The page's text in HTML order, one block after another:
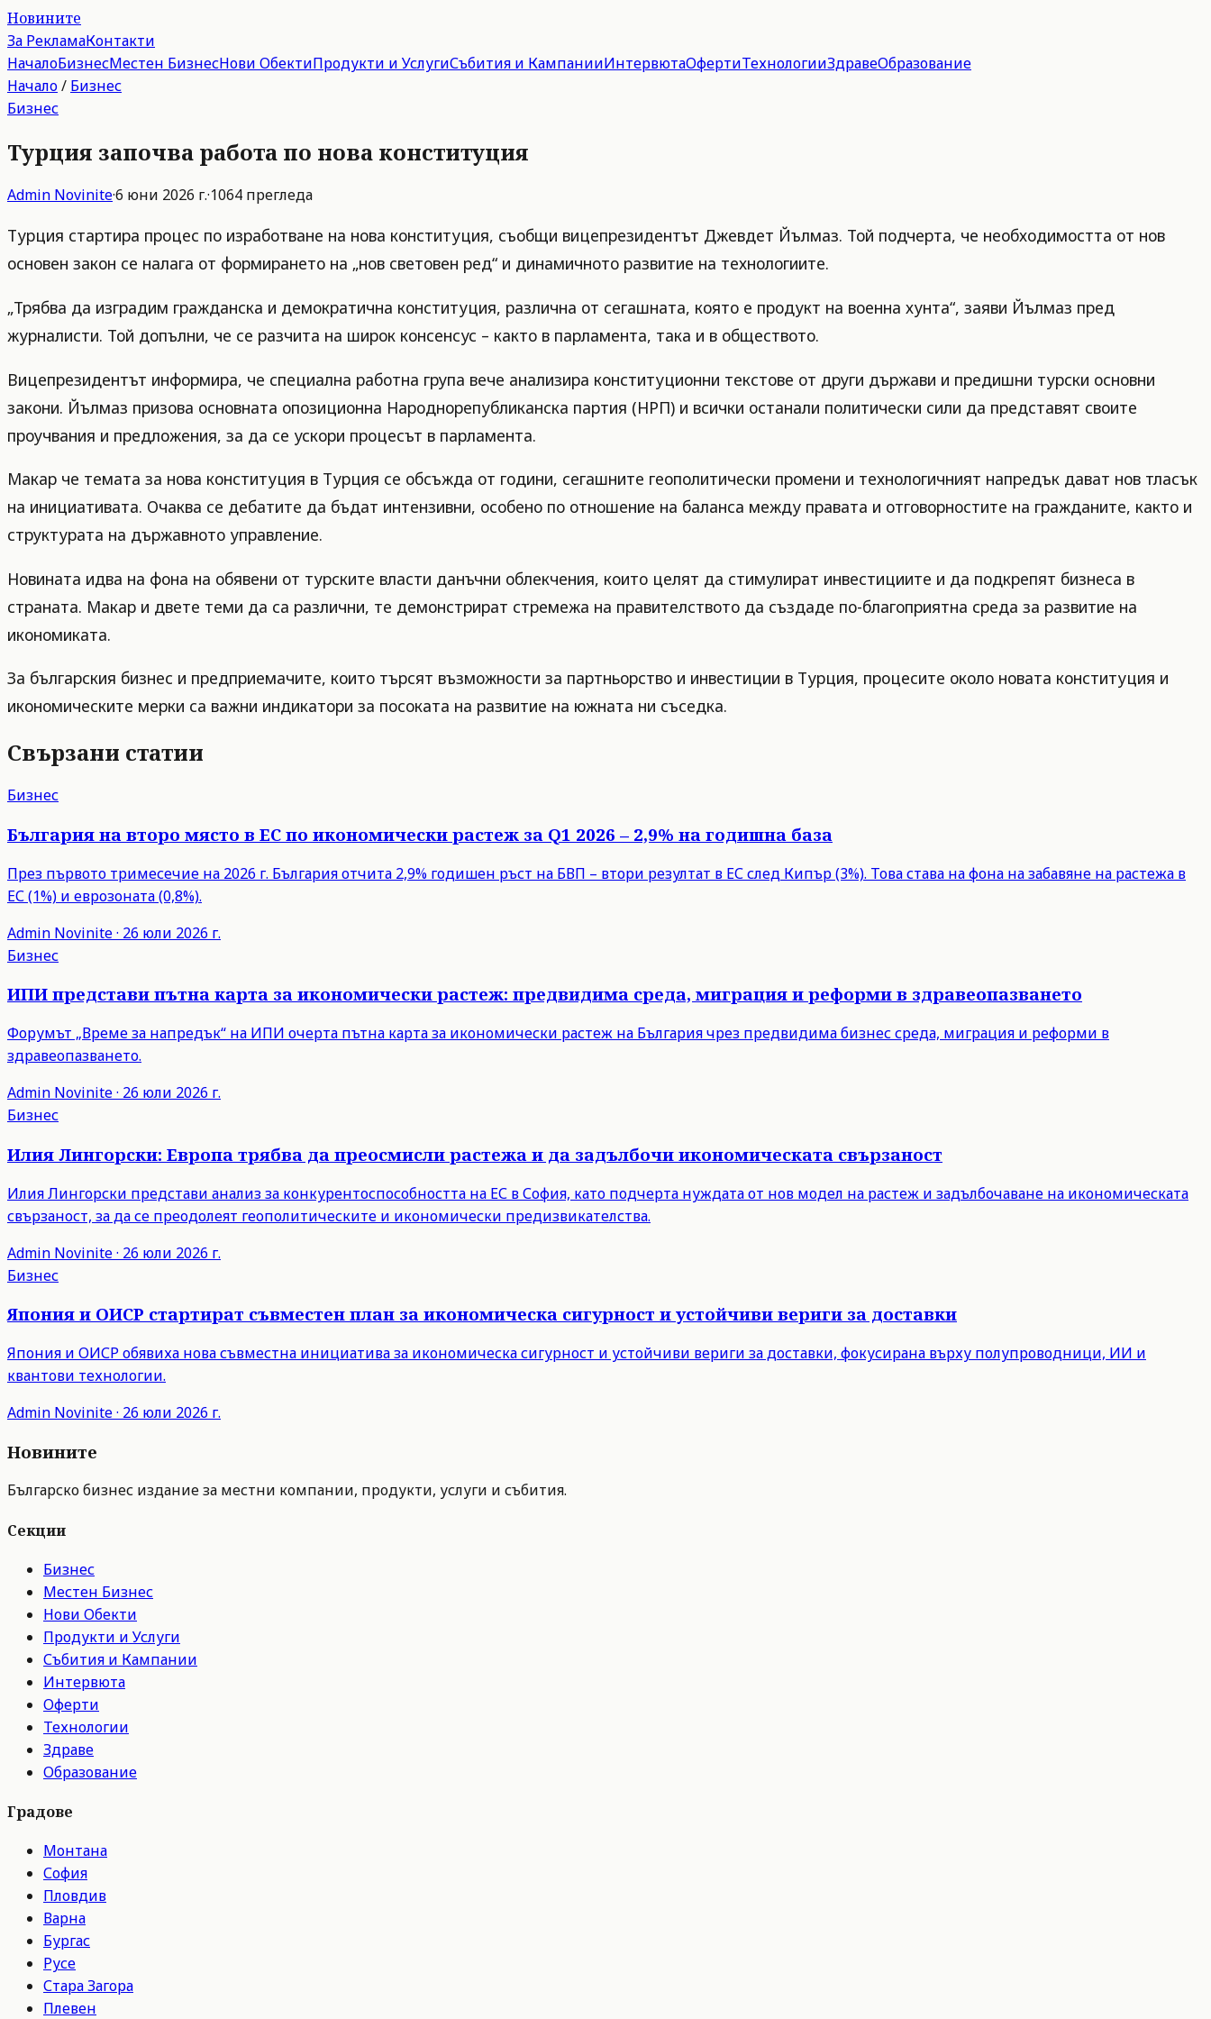
Новините
За РекламаКонтакти
НачалоБизнесМестен БизнесНови ОбектиПродукти и УслугиСъбития и КампанииИнтервютаОфертиТехнологииЗдравеОбразование
Начало/ Бизнес
Бизнес
Турция започва работа по нова конституция
Admin Novinite·6 юни 2026 г.·1064 прегледа
Турция стартира процес по изработване на нова конституция, съобщи вицепрезидентът Джевдет Йълмаз. Той подчерта, че необходимостта от нов
основен закон се налага от формирането на „нов световен ред“ и динамичното развитие на технологиите.
„Трябва да изградим гражданска и демократична конституция, различна от сегашната, която е продукт на военна хунта“, заяви Йълмаз пред
журналисти. Той допълни, че се разчита на широк консенсус – както в парламента, така и в обществото.
Вицепрезидентът информира, че специална работна група вече анализира конституционни текстове от други държави и предишни турски основни
закони. Йълмаз призова основната опозиционна Народнорепубликанска партия (НРП) и всички останали политически сили да представят своите
проучвания и предложения, за да се ускори процесът в парламента.
Макар че темата за нова конституция в Турция се обсъжда от години, сегашните геополитически промени и технологичният напредък дават нов тласък
на инициативата. Очаква се дебатите да бъдат интензивни, особено по отношение на баланса между правата и отговорностите на гражданите, както и
структурата на държавното управление.
Новината идва на фона на обявени от турските власти данъчни облекчения, които целят да стимулират инвестициите и да подкрепят бизнеса в
страната. Макар и двете теми да са различни, те демонстрират стремежа на правителството да създаде по-благоприятна среда за развитие на
икономиката.
За българския бизнес и предприемачите, които търсят възможности за партньорство и инвестиции в Турция, процесите около новата конституция и
икономическите мерки са важни индикатори за посоката на развитие на южната ни съседка.
Свързани статии
Бизнес
България на второ място в ЕС по икономически растеж за Q1 2026 – 2,9% на годишна база
През първото тримесечие на 2026 г. България отчита 2,9% годишен ръст на БВП – втори резултат в ЕС след Кипър (3%). Това става на фона на забавяне на растежа в
ЕС (1%) и еврозоната (0,8%).
Admin Novinite· 26 юли 2026 г.
Бизнес
ИПИ представи пътна карта за икономически растеж: предвидима среда, миграция и реформи в здравеопазването
Форумът „Време за напредък“ на ИПИ очерта пътна карта за икономически растеж на България чрез предвидима бизнес среда, миграция и реформи в
здравеопазването.
Admin Novinite· 26 юли 2026 г.
Бизнес
Илия Лингорски: Европа трябва да преосмисли растежа и да задълбочи икономическата свързаност
Илия Лингорски представи анализ за конкурентоспособността на ЕС в София, като подчерта нуждата от нов модел на растеж и задълбочаване на икономическата
свързаност, за да се преодолеят геополитическите и икономически предизвикателства.
Admin Novinite· 26 юли 2026 г.
Бизнес
Япония и ОИСР стартират съвместен план за икономическа сигурност и устойчиви вериги за доставки
Япония и ОИСР обявиха нова съвместна инициатива за икономическа сигурност и устойчиви вериги за доставки, фокусирана върху полупроводници, ИИ и
квантови технологии.
Admin Novinite· 26 юли 2026 г.
Новините
Българско бизнес издание за местни компании, продукти, услуги и събития.
Секции
Бизнес
Местен Бизнес
Нови Обекти
Продукти и Услуги
Събития и Кампании
Интервюта
Оферти
Технологии
Здраве
Образование
Градове
Монтана
София
Пловдив
Варна
Бургас
Русе
Стара Загора
Плевен